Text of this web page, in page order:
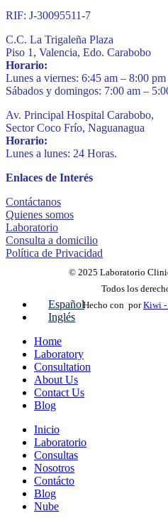
RIF: J-30095511-7
C.C. La Trigaleña Plaza
Piso 1, Valencia, Edo. Carabobo
Horario:
Lunes a viernes: 6:45 am – 8:00 pm
Sábados y domingos: 7:00 am –
Av. Principal Hospital Carabobo,
Sector Coco Frío, Naguanagua
Horario:
Lunes a lunes: 24 Horas.
Enlaces de Interés
Contáctanos
Quienes somos
Laboratorio
Consulta a domicilio
Política de Privacidad
© 2025 Laboratorio
Todos los
Hecho con porKiwi -
Español
Inglés
Home
Laboratory
Consultation
About Us
Contact Us
Blog
Inicio
Laboratorio
Consultas
Nosotros
Contácto
Blog
Nube